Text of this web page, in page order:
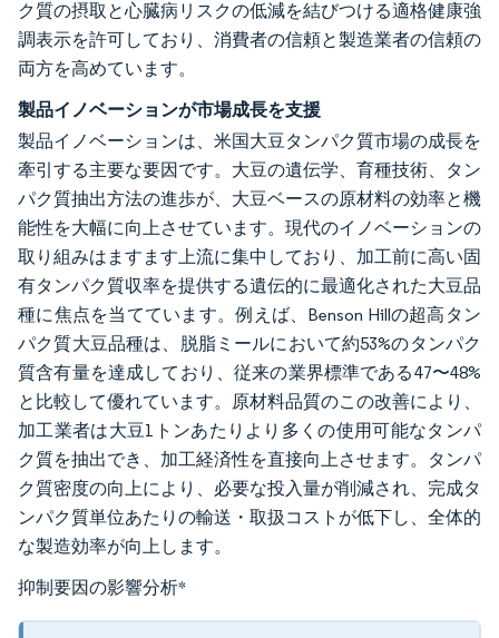
ク質の摂取と心臓病リスクの低減を結びつける適格健康強
調表示を許可しており、消費者の信頼と製造業者の信頼の
両方を高めています。
製品イノベーションが市場成長を支援
製品イノベーションは、米国大豆タンパク質市場の成長を
牽引する主要な要因です。大豆の遺伝学、育種技術、タン
パク質抽出方法の進歩が、大豆ベースの原材料の効率と機
能性を大幅に向上させています。現代のイノベーションの
取り組みはますます上流に集中しており、加工前に高い固
有タンパク質収率を提供する遺伝的に最適化された大豆品
種に焦点を当てています。例えば、Benson Hillの超高タン
パク質大豆品種は、脱脂ミールにおいて約53%のタンパク
質含有量を達成しており、従来の業界標準である47〜48%
と比較して優れています。原材料品質のこの改善により、
加工業者は大豆1トンあたりより多くの使用可能なタンパ
ク質を抽出でき、加工経済性を直接向上させます。タンパ
ク質密度の向上により、必要な投入量が削減され、完成タ
ンパク質単位あたりの輸送・取扱コストが低下し、全体的
な製造効率が向上します。
抑制要因の影響分析*